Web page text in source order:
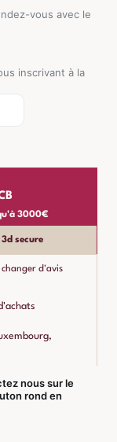
vous avec le
inscrivant à la
3000€
secure
d'avis
nous sur le
rond en